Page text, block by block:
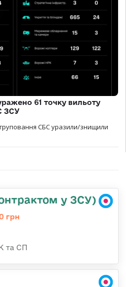
61 точку вильоту
ЗСУ
СБС уразили/знищили
у ЗСУ)
грн
та СП